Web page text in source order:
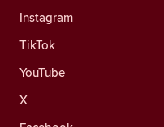
Instagram
TikTok
YouTube
X